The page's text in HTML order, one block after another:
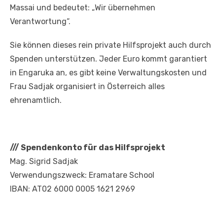
Massai und bedeutet: „Wir übernehmen
Verantwortung“.
Sie können dieses rein private Hilfsprojekt auch durch
Spenden unterstützen. Jeder Euro kommt garantiert
in Engaruka an, es gibt keine Verwaltungskosten und
Frau Sadjak organisiert in Österreich alles
ehrenamtlich.
/// Spendenkonto für das Hilfsprojekt
Mag. Sigrid Sadjak
Verwendungszweck: Eramatare School
IBAN: AT02 6000 0005 1621 2969